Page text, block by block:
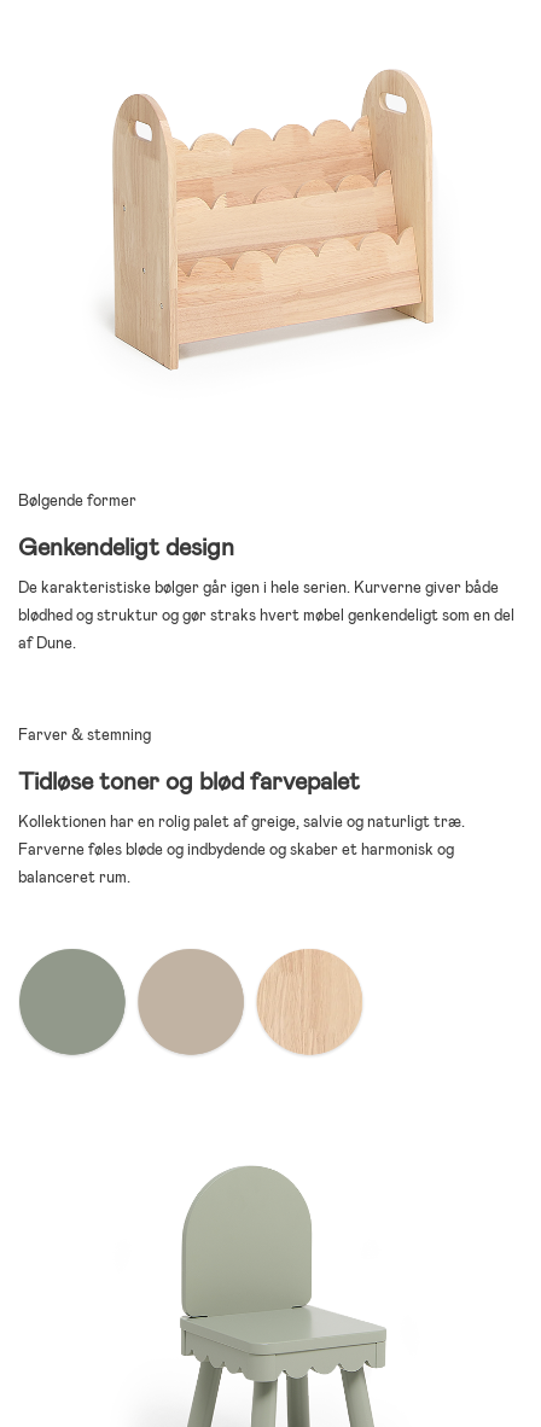
Bølgende former
Genkendeligt design
De karakteristiske bølger går igen i hele serien. Kurverne giver både
blødhed og struktur og gør straks hvert møbel genkendeligt som en del
af Dune.
Farver & stemning
Tidløse toner og blød farvepalet
Kollektionen har en rolig palet af greige, salvie og naturligt træ.
Farverne føles bløde og indbydende og skaber et harmonisk og
balanceret rum.